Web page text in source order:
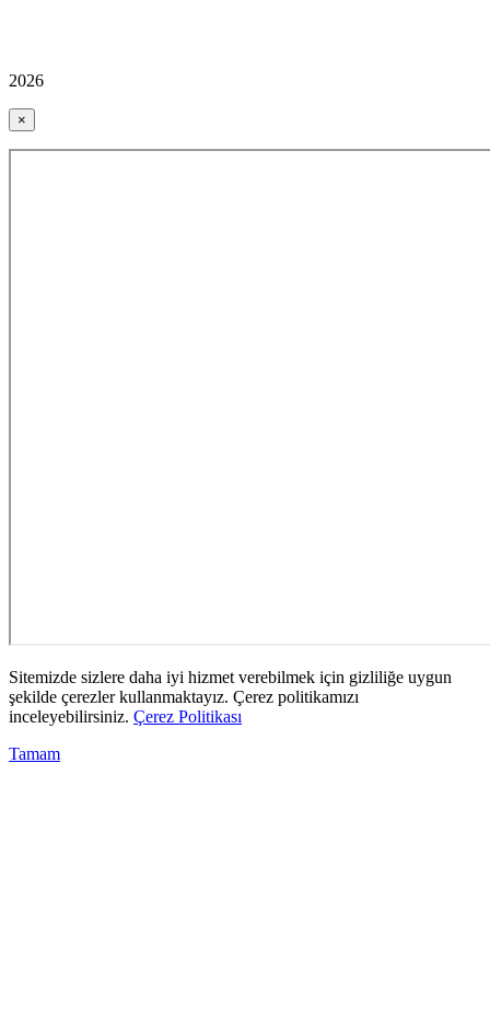
2026
×
Sitemizde sizlere daha iyi hizmet verebilmek için gizliliğe uygun
şekilde çerezler kullanmaktayız. Çerez politikamızı
inceleyebilirsiniz. Çerez Politikası
Tamam